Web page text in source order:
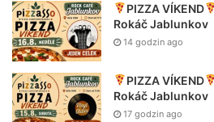
PIZZA VÍKEND
Rokáč Jablunkov
14 godzin ago
PIZZA VÍKEND
Rokáč Jablunkov
17 godzin ago